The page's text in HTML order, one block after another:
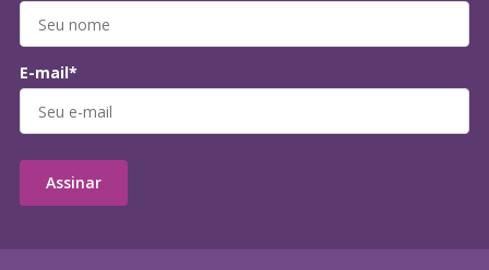
E-mail*
Assinar